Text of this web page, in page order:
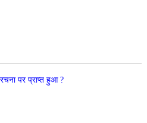
पर प्राप्त हुआ ?